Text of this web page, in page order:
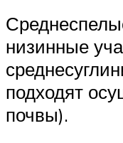
низинные
подходят
почвы).